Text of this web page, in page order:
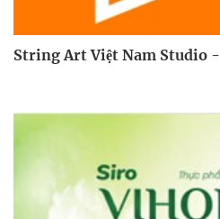
String Art Việt Nam Studio